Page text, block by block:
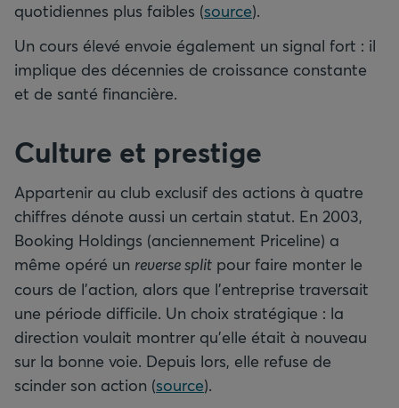
quotidiennes plus faibles (source).
Un cours élevé envoie également un signal fort : il
implique des décennies de croissance constante
et de santé financière.
Culture et prestige
Appartenir au club exclusif des actions à quatre
chiffres dénote aussi un certain statut. En 2003,
Booking Holdings (anciennement Priceline) a
même opéré un reverse split pour faire monter le
cours de l’action, alors que l’entreprise traversait
une période difficile. Un choix stratégique : la
direction voulait montrer qu’elle était à nouveau
sur la bonne voie. Depuis lors, elle refuse de
scinder son action (source).